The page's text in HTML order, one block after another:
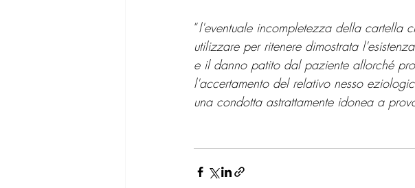
“l'eventuale incompletezza della cartella
utilizzare per ritenere dimostrata
e il danno patito dal paziente allorché
l'accertamento del relativo nesso
una condotta astrattamente idonea a